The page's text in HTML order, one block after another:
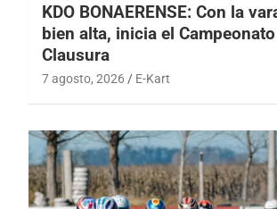
KDO BONAERENSE: Con la
bien alta, inicia el Campeonato
Clausura
7 agosto, 2026 E-Kart